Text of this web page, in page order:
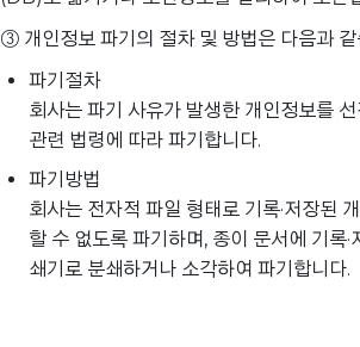
③ 개인정보 파기의 절차 및 방법은 다음과 같
파기절차
회사는 파기 사유가 발생한 개인정보를
관련 법령에 따라 파기합니다.
파기방법
회사는 전자적 파일 형태로 기록·저장된
할 수 없도록 파기하며, 종이 문서에 기록
쇄기로 분쇄하거나 소각하여 파기합니다.